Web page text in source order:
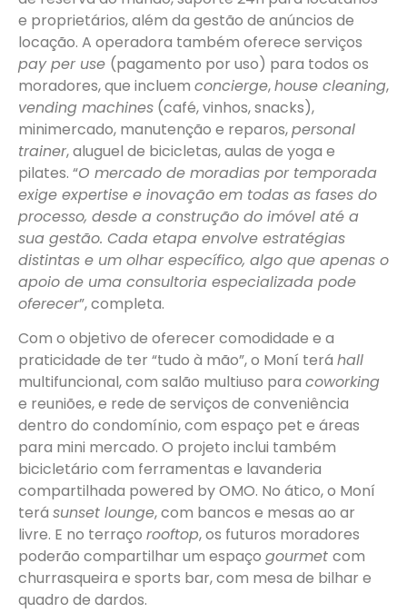
e proprietários, além da gestão de anúncios de
locação. A operadora também oferece serviços
pay per use (pagamento por uso) para todos os
moradores, que incluem concierge,house cleaning,
vending machines (café, vinhos, snacks),
minimercado, manutenção e reparos,personal
trainer, aluguel de bicicletas, aulas de yoga e
pilates. “O mercado de moradias por temporada
exige expertise e inovação em todas as fases do
processo, desde a construção do imóvel até a
sua gestão. Cada etapa envolve estratégias
distintas e um olhar específico, algo que apenas o
apoio de uma consultoria especializada pode
oferecer”, completa.
Com o objetivo de oferecer comodidade e a
praticidade de ter “tudo à mão”, o Moní terá hall
multifuncional, com salão multiuso para coworking
e reuniões, e rede de serviços de conveniência
dentro do condomínio, com espaço pet e áreas
para mini mercado. O projeto inclui também
bicicletário com ferramentas e lavanderia
compartilhada powered by OMO. No ático, o Moní
terá sunset lounge, com bancos e mesas ao ar
livre. E no terraço rooftop, os futuros moradores
poderão compartilhar um espaço gourmet com
churrasqueira e sports bar, com mesa de bilhar e
quadro de dardos.